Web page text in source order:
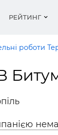
Вікна
Фарби,
РЕЙТИНГ
Медіа
Труби,
роботи